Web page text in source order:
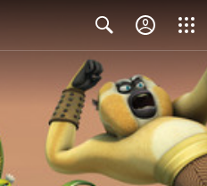
Search